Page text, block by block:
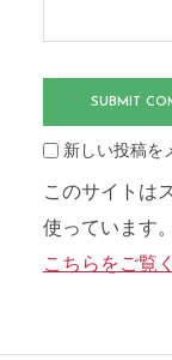
新しい投稿を
このサイトは
使っています。
こちらをご覧